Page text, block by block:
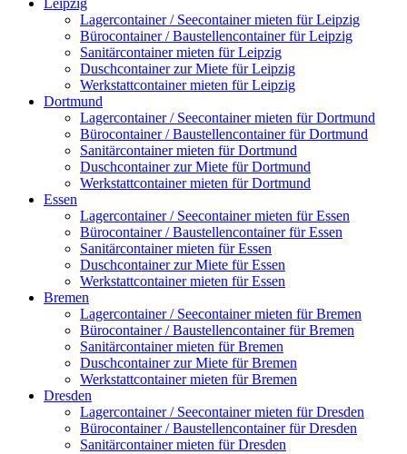
Lagercontainer / Seecontainer mieten für Leipzig
Bürocontainer / Baustellencontainer für Leipzig
Sanitärcontainer mieten für Leipzig
Duschcontainer zur Miete für Leipzig
Werkstattcontainer mieten für Leipzig
Dortmund
Lagercontainer / Seecontainer mieten für Dortmund
Bürocontainer / Baustellencontainer für Dortmund
Sanitärcontainer mieten für Dortmund
Duschcontainer zur Miete für Dortmund
Werkstattcontainer mieten für Dortmund
Essen
Lagercontainer / Seecontainer mieten für Essen
Bürocontainer / Baustellencontainer für Essen
Sanitärcontainer mieten für Essen
Duschcontainer zur Miete für Essen
Werkstattcontainer mieten für Essen
Bremen
Lagercontainer / Seecontainer mieten für Bremen
Bürocontainer / Baustellencontainer für Bremen
Sanitärcontainer mieten für Bremen
Duschcontainer zur Miete für Bremen
Werkstattcontainer mieten für Bremen
Dresden
Lagercontainer / Seecontainer mieten für Dresden
Bürocontainer / Baustellencontainer für Dresden
Sanitärcontainer mieten für Dresden